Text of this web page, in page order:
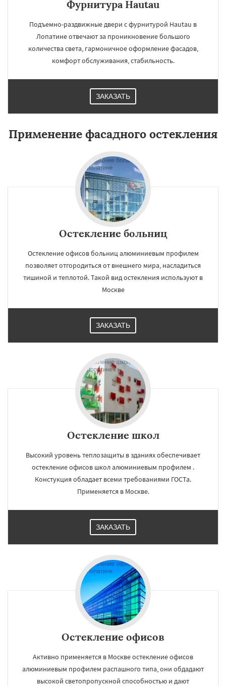
Фурнитура Hautau
Подъемно-раздвижные двери с фурнитурой Hautau в
Лопатине отвечают за проникновение большого
количества света, гармоничное оформление фасадов,
комфорт обслуживания, стабильность.
ЗАКАЗАТЬ
Применение фасадного остекления
Остекление больниц
Остекление офисов больниц алюминиевым профилем
позволяет отгородиться от внешнего мира, насладиться
тишиной и теплотой. Такой вид остекления используют в
Москве
ЗАКАЗАТЬ
Остекление школ
Высокий уровень теплозащиты в зданиях обеспечивает
остекление офисов школ алюминиевым профилем .
Констукция обладает всеми требованиями ГОСТа.
Применяется в Москве.
ЗАКАЗАТЬ
Остекление офисов
Активно применяется в Москве остекление офисов
алюминиевым профилем распашного типа, они обдадают
высокой светопропускной способностью и дают